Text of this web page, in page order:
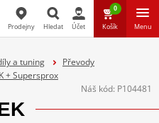
Prodejny Hledat Účet
0
Košík Menu
a tuning
Převody
+ Supersprox
Náš kód: P104481